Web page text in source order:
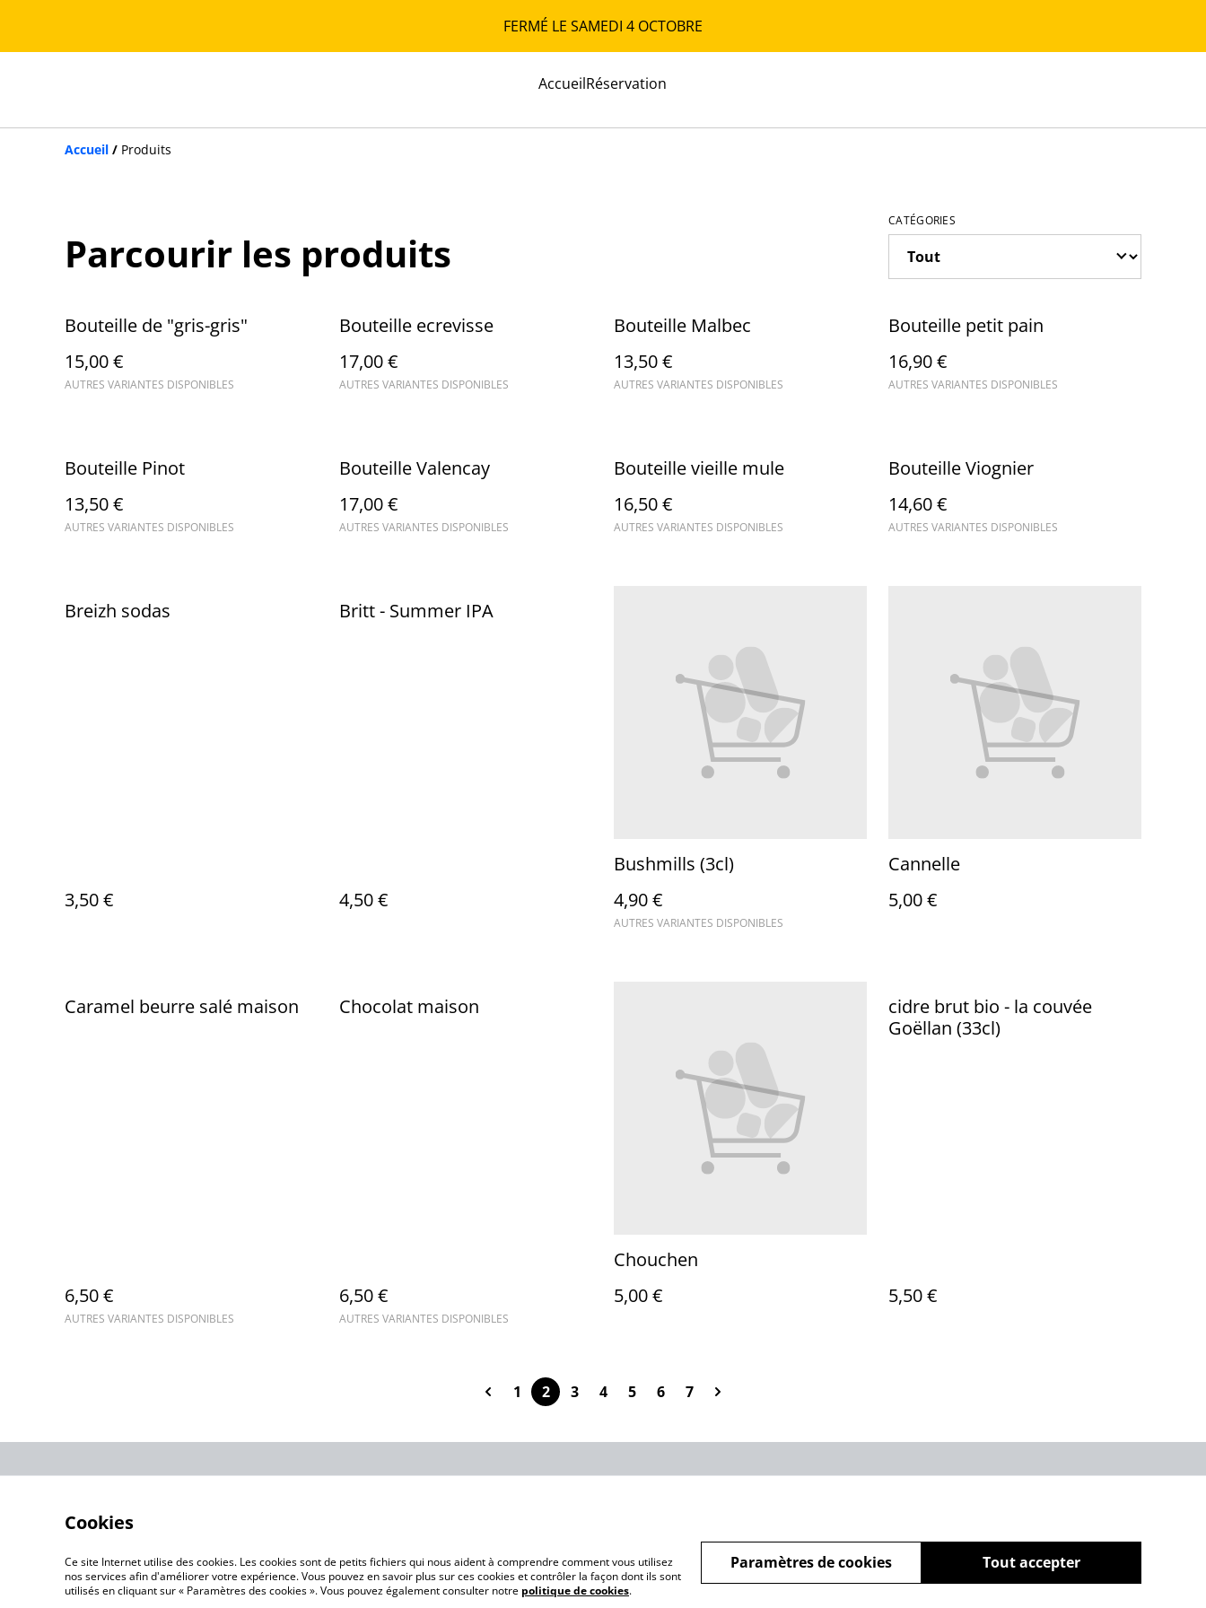
FERMÉ LE SAMEDI 4 OCTOBRE
AccueilRéservation
Accueil / Produits
Parcourir les produits
CATÉGORIES
Bouteille de "gris-gris"
15,00 €
AUTRES VARIANTES DISPONIBLES
Bouteille ecrevisse
17,00 €
AUTRES VARIANTES DISPONIBLES
Bouteille Malbec
13,50 €
AUTRES VARIANTES DISPONIBLES
Bouteille petit pain
16,90 €
AUTRES VARIANTES DISPONIBLES
Bouteille Pinot
13,50 €
AUTRES VARIANTES DISPONIBLES
Bouteille Valencay
17,00 €
AUTRES VARIANTES DISPONIBLES
Bouteille vieille mule
16,50 €
AUTRES VARIANTES DISPONIBLES
Bouteille Viognier
14,60 €
AUTRES VARIANTES DISPONIBLES
Breizh sodas
3,50 €
Britt - Summer IPA
4,50 €
Bushmills (3cl)
4,90 €
AUTRES VARIANTES DISPONIBLES
Cannelle
5,00 €
Caramel beurre salé maison
6,50 €
AUTRES VARIANTES DISPONIBLES
Chocolat maison
6,50 €
AUTRES VARIANTES DISPONIBLES
Chouchen
5,00 €
cidre brut bio - la couvée
Goëllan (33cl)
5,50 €
1 2 3 4 5 6 7
©2026 Ti Chab
Cookies
Ce site Internet utilise des cookies. Les cookies sont de petits fichiers qui nous aident à comprendre comment vous utilisez
nos services afin d'améliorer votre expérience. Vous pouvez en savoir plus sur ces cookies et contrôler la façon dont ils sont
utilisés en cliquant sur « Paramètres des cookies ». Vous pouvez également consulter notre politique de cookies.
Tout accepter
Paramètres de cookies